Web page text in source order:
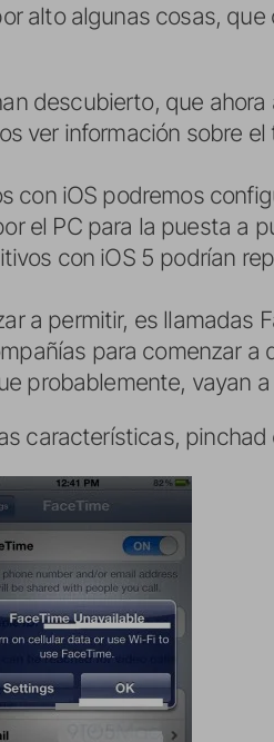
alto algunas cosas,
descubierto, que
ver información sobre
con iOS podremos
el PC para la puesta a
con iOS 5 podrían
a permitir, es llamadas
para comenzar a
probablemente, vayan
características, pinchad